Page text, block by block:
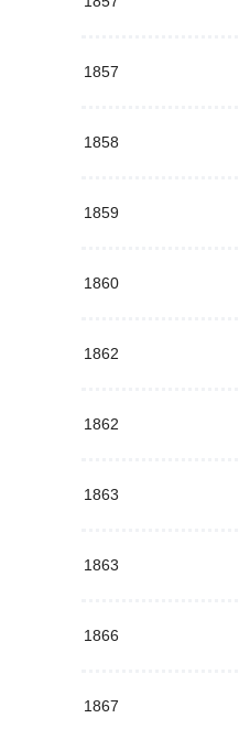
1857
1858
1859
1860
1862
1862
1863
1863
1866
1867